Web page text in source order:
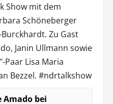
Showmit dem
Schöneberger
Zu Gast
, Janin Ullmann sowie
Paar Lisa Maria
Bezzel. #ndrtalkshow
Amado bei